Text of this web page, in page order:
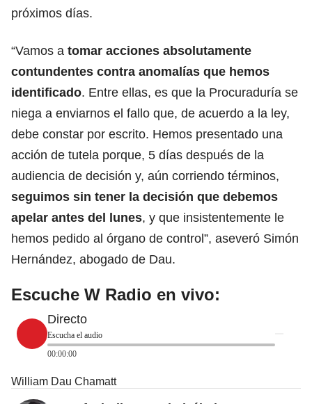
próximos días.
“Vamos a tomar acciones absolutamente
contundentes contra anomalías que hemos
identificado. Entre ellas, es que la Procuraduría se
niega a enviarnos el fallo que, de acuerdo a la ley,
debe constar por escrito. Hemos presentado una
acción de tutela porque, 5 días después de la
audiencia de decisión y, aún corriendo términos,
seguimos sin tener la decisión que debemos
apelar antes del lunes, y que insistentemente le
hemos pedido al órgano de control”, aseveró Simón
Hernández, abogado de Dau.
Escuche W Radio en vivo:
Directo
Escucha el audio
00:00:00
William Dau Chamatt